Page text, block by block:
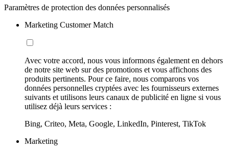
Paramètres de protection des données personnalisés
Marketing Customer Match
Avec votre accord, nous vous informons également en dehors
de notre site web sur des promotions et vous affichons des
produits pertinents. Pour ce faire, nous comparons vos
données personnelles cryptées avec les fournisseurs externes
suivants et utilisons leurs canaux de publicité en ligne si vous
utilisez déjà leurs services :
Bing, Criteo, Meta, Google, LinkedIn, Pinterest, TikTok
Marketing